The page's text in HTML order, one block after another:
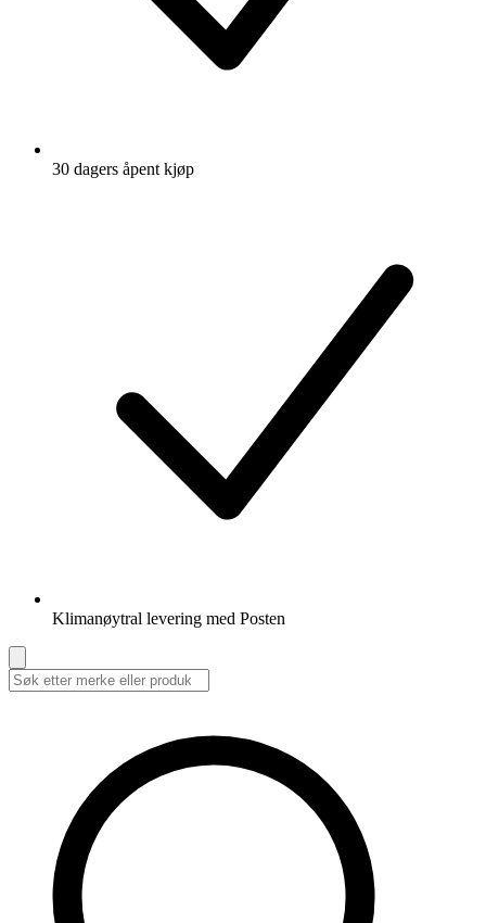
30 dagers åpent kjøp
Klimanøytral levering med Posten